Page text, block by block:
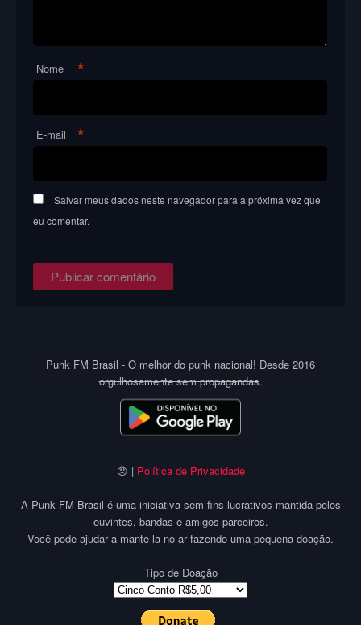
Nome *
E-mail *
Salvar meus dados neste navegador para a próxima vez que
eu comentar.
Punk FM Brasil - O melhor do punk nacional! Desde 2016
orgulhosamente sem propagandas.
😞 | Política de Privacidade
A Punk FM Brasil é uma iniciativa sem fins lucrativos mantida pelos
ouvintes, bandas e amigos parceiros.
Você pode ajudar a mante-la no ar fazendo uma pequena doação.
Tipo de Doação